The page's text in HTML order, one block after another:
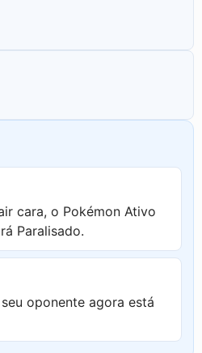
cara, o Pokémon Ativo
Paralisado.
oponente agora está